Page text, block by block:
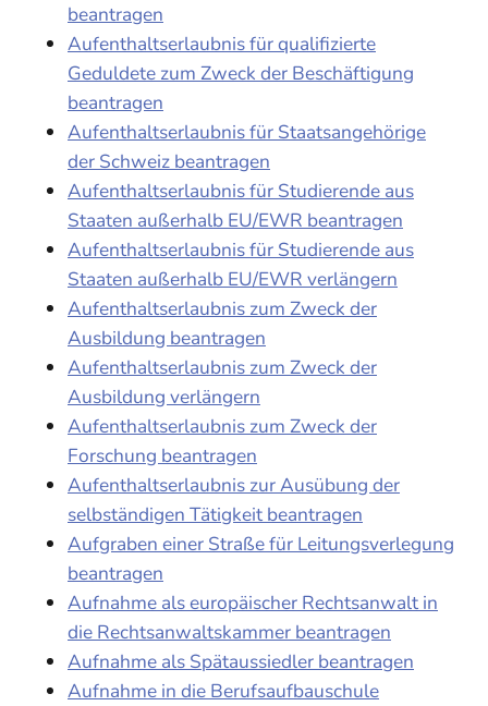
beantragen
Aufenthaltserlaubnis für qualifizierte
Geduldete zum Zweck der Beschäftigung
beantragen
Aufenthaltserlaubnis für Staatsangehörige
der Schweiz beantragen
Aufenthaltserlaubnis für Studierende aus
Staaten außerhalb EU/EWR beantragen
Aufenthaltserlaubnis für Studierende aus
Staaten außerhalb EU/EWR verlängern
Aufenthaltserlaubnis zum Zweck der
Ausbildung beantragen
Aufenthaltserlaubnis zum Zweck der
Ausbildung verlängern
Aufenthaltserlaubnis zum Zweck der
Forschung beantragen
Aufenthaltserlaubnis zur Ausübung der
selbständigen Tätigkeit beantragen
Aufgraben einer Straße für Leitungsverlegung
beantragen
Aufnahme als europäischer Rechtsanwalt in
die Rechtsanwaltskammer beantragen
Aufnahme als Spätaussiedler beantragen
Aufnahme in die Berufsaufbauschule